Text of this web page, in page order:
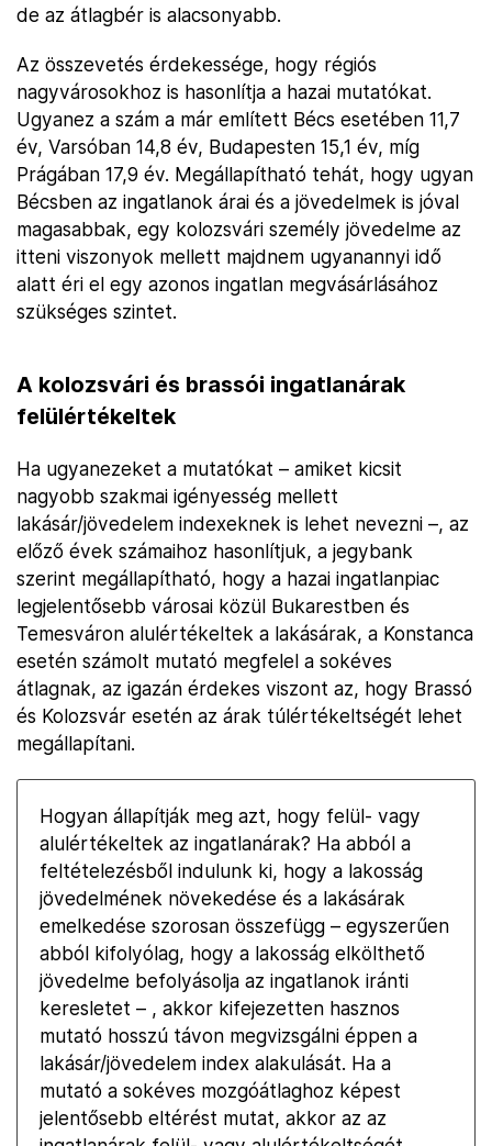
de az átlagbér is alacsonyabb.
Az összevetés érdekessége, hogy régiós
nagyvárosokhoz is hasonlítja a hazai mutatókat.
Ugyanez a szám a már említett Bécs esetében 11,7
év, Varsóban 14,8 év, Budapesten 15,1 év, míg
Prágában 17,9 év. Megállapítható tehát, hogy ugyan
Bécsben az ingatlanok árai és a jövedelmek is jóval
magasabbak, egy kolozsvári személy jövedelme az
itteni viszonyok mellett majdnem ugyanannyi idő
alatt éri el egy azonos ingatlan megvásárlásához
szükséges szintet.
A kolozsvári és brassói ingatlanárak
felülértékeltek
Ha ugyanezeket a mutatókat – amiket kicsit
nagyobb szakmai igényesség mellett
lakásár/jövedelem indexeknek is lehet nevezni –, az
előző évek számaihoz hasonlítjuk, a jegybank
szerint megállapítható, hogy a hazai ingatlanpiac
legjelentősebb városai közül Bukarestben és
Temesváron alulértékeltek a lakásárak, a Konstanca
esetén számolt mutató megfelel a sokéves
átlagnak, az igazán érdekes viszont az, hogy Brassó
és Kolozsvár esetén az árak túlértékeltségét lehet
megállapítani.
Hogyan állapítják meg azt, hogy felül- vagy
alulértékeltek az ingatlanárak? Ha abból a
feltételezésből indulunk ki, hogy a lakosság
jövedelmének növekedése és a lakásárak
emelkedése szorosan összefügg – egyszerűen
abból kifolyólag, hogy a lakosság elkölthető
jövedelme befolyásolja az ingatlanok iránti
keresletet – , akkor kifejezetten hasznos
mutató hosszú távon megvizsgálni éppen a
lakásár/jövedelem index alakulását. Ha a
mutató a sokéves mozgóátlaghoz képest
jelentősebb eltérést mutat, akkor az az